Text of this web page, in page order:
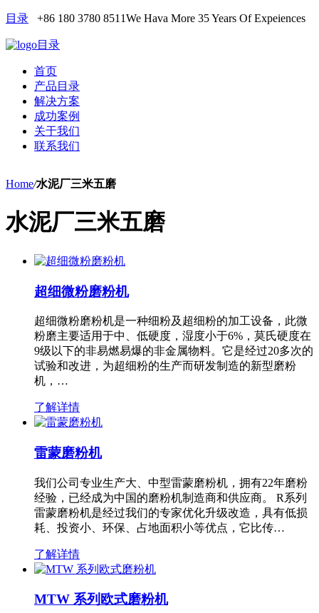
目录 +86 180 3780 8511We Hava More 35 Years Of Expeiences
目录
首页
产品目录
解决方案
成功案例
关于我们
联系我们
Home/水泥厂三米五磨
水泥厂三米五磨
超细微粉磨粉机
超细微粉磨粉机是一种细粉及超细粉的加工设备，此微
粉磨主要适用于中、低硬度，湿度小于6%，莫氏硬度在
9级以下的非易燃易爆的非金属物料。它是经过20多次的
试验和改进，为超细粉的生产而研发制造的新型磨粉
机，…
了解详情
雷蒙磨粉机
我们公司专业生产大、中型雷蒙磨粉机，拥有22年磨粉
经验，已经成为中国的磨粉机制造商和供应商。 R系列
雷蒙磨粉机是经过我们的专家优化升级改造，具有低损
耗、投资小、环保、占地面积小等优点，它比传…
了解详情
MTW 系列欧式磨粉机